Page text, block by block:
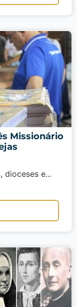
Missionário
dioceses e...